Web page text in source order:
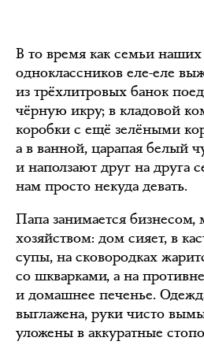
В то время как семьи
одноклассников еле-еле
из трёхлитровых банок
чёрную икру; в кладовой
коробки с ещё зелёными
а в ванной, царапая белый
и наползают друг на друга
нам просто некуда девать.
Папа занимается бизнесом,
хозяйством: дом сияет, в
супы, на сковородках
со шкварками, а на
и домашнее печенье.
выглажена, руки чисто
уложены в аккуратные